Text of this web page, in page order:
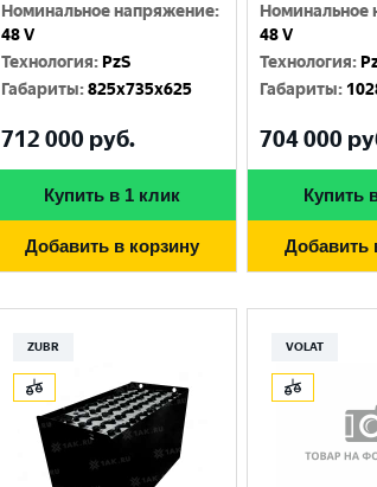
Номинальное напряжение:
48 V
Технология: PzS
Габариты:825x735x625
712 000 руб.
Купить в 1 клик
Добавить в корзину
Номинальное
48 V
Технология:
Габариты:
704 000
Купить
Добавить
ZUBR VOLAT